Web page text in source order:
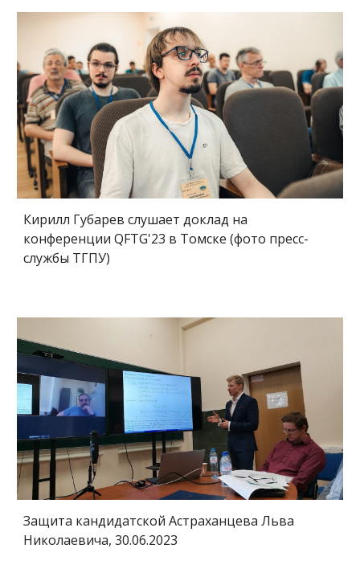
Кирилл Губарев слушает доклад на
конференции QFTG'23 в Томске(фото пресс-
службы ТГПУ)
Защита кандидатской Астраханцева Льва
Николаевича, 30.06.2023